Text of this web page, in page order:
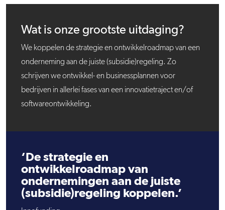
Wat is onze grootste uitdaging?
We koppelen de strategie en ontwikkelroadmap van een
onderneming aan de juiste (subsidie)regeling. Zo
schrijven we ontwikkel- en businessplannen voor
bedrijven in allerlei fases van een innovatietraject en/of
softwareontwikkeling.
‘De strategie en
ontwikkelroadmap van
ondernemingen aan de juiste
(subsidie)regeling koppelen.’